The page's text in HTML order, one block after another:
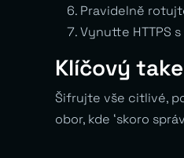
Pravidelně
Vynutte HTTPS
Klíčový
Šifrujte vše citlivé,
obor, kde ‘skoro